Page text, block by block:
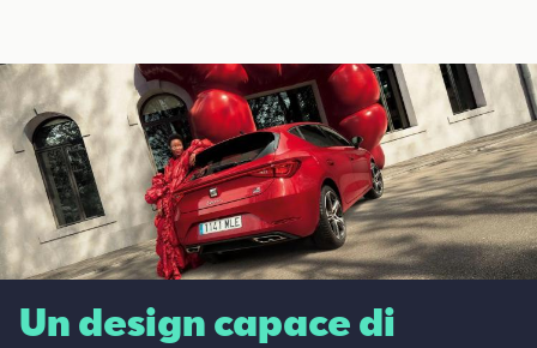
Un design capace di